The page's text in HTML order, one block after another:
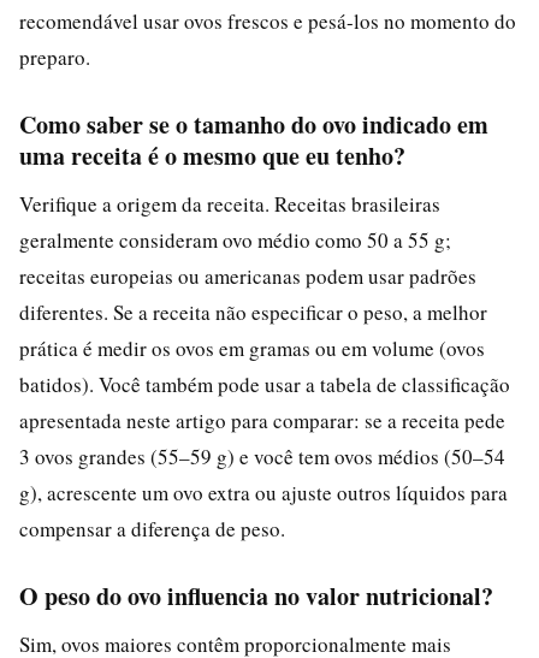
recomendável usar ovos frescos e pesá-los no momento do
preparo.
Como saber se o tamanho do ovo indicado em
uma receita é o mesmo que eu tenho?
Verifique a origem da receita. Receitas brasileiras
geralmente consideram ovo médio como 50 a 55 g;
receitas europeias ou americanas podem usar padrões
diferentes. Se a receita não especificar o peso, a melhor
prática é medir os ovos em gramas ou em volume (ovos
batidos). Você também pode usar a tabela de classificação
apresentada neste artigo para comparar: se a receita pede
3 ovos grandes (55–59 g) e você tem ovos médios (50–54
g), acrescente um ovo extra ou ajuste outros líquidos para
compensar a diferença de peso.
O peso do ovo influencia no valor nutricional?
Sim, ovos maiores contêm proporcionalmente mais